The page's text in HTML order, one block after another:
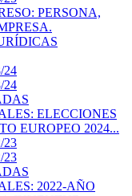
PERSONA,
24
24
ELECCIONES
EUROPEO 2024...
23
23
2022-AÑO